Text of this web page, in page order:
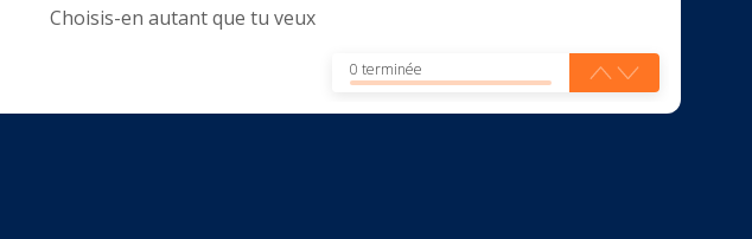
Choisis-en autant que tu veux
0 terminée